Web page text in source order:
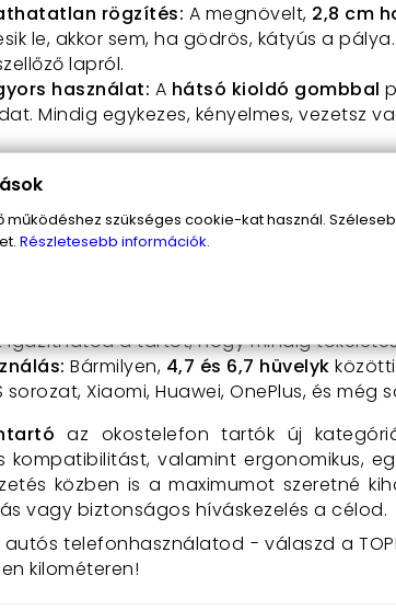
rögzítés: A megnövelt, 2,8 cm
le, akkor sem, ha gödrös, kátyús a
lapról.
használat: A hátsó kioldó gombbal
Mindig egykezes, kényelmes, vezetsz
használhatod álló vagy fekvő módban,
és hosszan tartó védelem: Hőálló, UV-
napsütésben, ráadásul
a tartót, hogy mindig
Bármilyen, 4,7 és 6,7 hüvelyk közötti
sorozat, Xiaomi, Huawei, OnePlus, és
az okostelefon tartók új
kompatibilitást, valamint ergonomikus,
közben is a maximumot szeretné
vagy biztonságos híváskezelés a célod.
telefonhasználatod - válaszd a
kilométeren!
működéshez szükséges cookie-kat használ.
Részletesebb információk.